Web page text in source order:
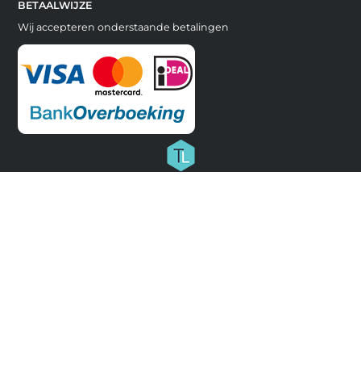
BETAALWIJZE
Wij accepteren onderstaande betalingen